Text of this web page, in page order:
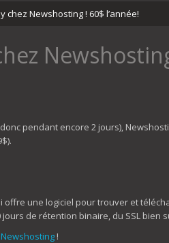
chez Newshosting ! 60$ l’année!
pendant encore 2 jours),
une logiciel pour trouver et
de rétention binaire, du SSL bien
!